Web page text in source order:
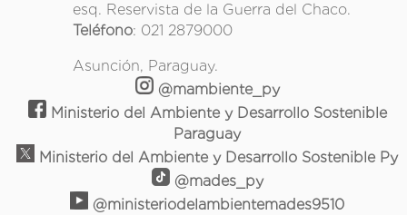
esq. Reservista de la Guerra del Chaco.
Teléfono: 021 2879000
Asunción, Paraguay.
@mambiente_py
Ministerio del Ambiente y Desarrollo Sostenible
Paraguay
Ministerio del Ambiente y Desarrollo Sostenible Py
@mades_py
@ministeriodelambientemades9510